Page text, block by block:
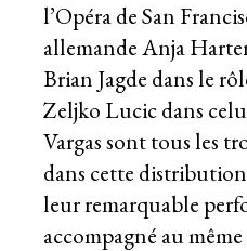
l’Opéra de San
allemande Anja
Brian Jagde dans le
Zeljko Lucic dans
Vargas sont tous les
dans cette
leur remarquable
accompagné au